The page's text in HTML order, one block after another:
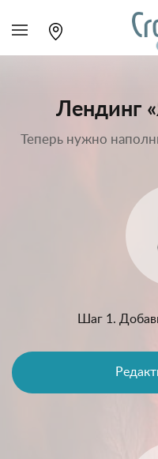
Лендинг
Теперь нужно
Шаг 1.